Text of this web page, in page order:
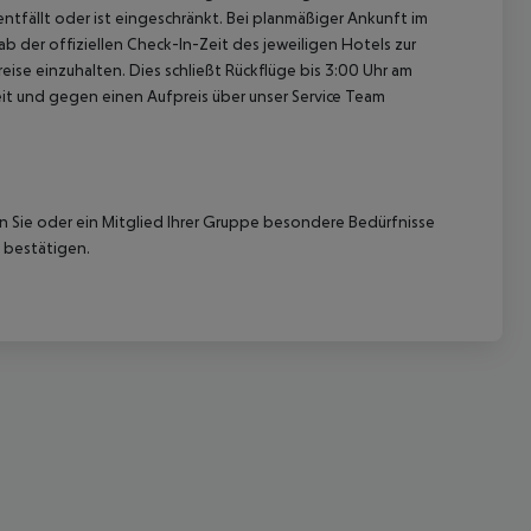
oder ist eingeschränkt. Bei planmäßiger Ankunft im
der offiziellen Check-In-Zeit des jeweiligen Hotels zur
einzuhalten. Dies schließt Rückflüge bis 3:00 Uhr am
gegen einen Aufpreis über unser Service Team
oder ein Mitglied Ihrer Gruppe besondere Bedürfnisse
bestätigen.